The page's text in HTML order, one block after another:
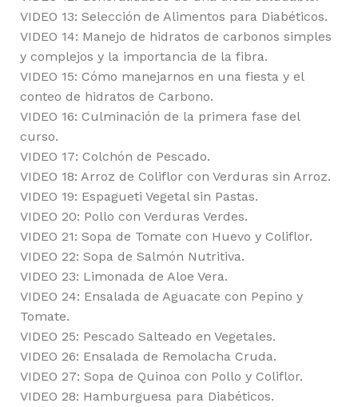
VIDEO 13: Selección de Alimentos para Diabéticos.
VIDEO 14: Manejo de hidratos de carbonos simples
y complejos y la importancia de la fibra.
VIDEO 15: Cómo manejarnos en una fiesta y el
conteo de hidratos de Carbono.
VIDEO 16: Culminación de la primera fase del
curso.
VIDEO 17: Colchón de Pescado.
VIDEO 18: Arroz de Coliflor con Verduras sin Arroz.
VIDEO 19: Espagueti Vegetal sin Pastas.
VIDEO 20: Pollo con Verduras Verdes.
VIDEO 21: Sopa de Tomate con Huevo y Coliflor.
VIDEO 22: Sopa de Salmón Nutritiva.
VIDEO 23: Limonada de Aloe Vera.
VIDEO 24: Ensalada de Aguacate con Pepino y
Tomate.
VIDEO 25: Pescado Salteado en Vegetales.
VIDEO 26: Ensalada de Remolacha Cruda.
VIDEO 27: Sopa de Quinoa con Pollo y Coliflor.
VIDEO 28: Hamburguesa para Diabéticos.